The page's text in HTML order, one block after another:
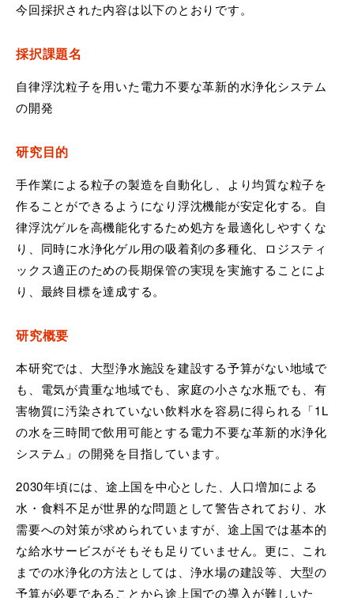
今回採択された内容は以下のとおりです。
採択課題名
自律浮沈粒子を用いた電力不要な革新的水浄化システム
の開発
研究目的
手作業による粒子の製造を自動化し、より均質な粒子を
作ることができるようになり浮沈機能が安定化する。自
律浮沈ゲルを高機能化するため処方を最適化しやすくな
り、同時に水浄化ゲル用の吸着剤の多種化、ロジスティ
ックス適正のための長期保管の実現を実施することによ
り、最終目標を達成する。
研究概要
本研究では、大型浄水施設を建設する予算がない地域で
も、電気が貴重な地域でも、家庭の小さな水瓶でも、有
害物質に汚染されていない飲料水を容易に得られる「1L
の水を三時間で飲用可能とする電力不要な革新的水浄化
システム」の開発を目指しています。
2030年頃には、途上国を中心とした、人口増加による
水・食料不足が世界的な問題として警告されており、水
需要への対策が求められていますが、途上国では基本的
な給水サービスがそもそも足りていません。更に、これ
までの水浄化の方法としては、浄水場の建設等、大型の
予算が必要であることから途上国での導入が難しいた